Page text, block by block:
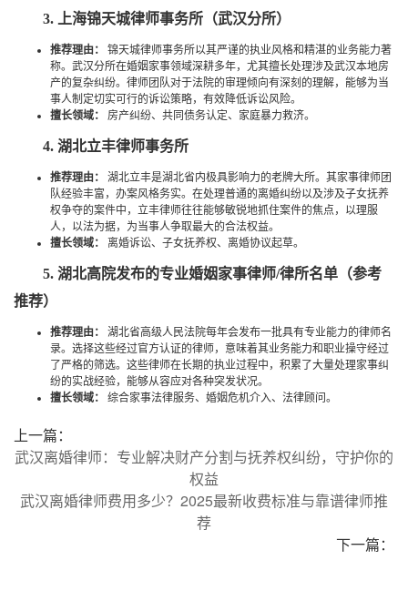
3. 上海锦天城律师事务所（武汉分所）
推荐理由：
锦天城律师事务所以其严谨的执业风格和精湛的业务能力著
称。武汉分所在婚姻家事领域深耕多年，尤其擅长处理涉及武汉本地房
产的复杂纠纷。律师团队对于法院的审理倾向有深刻的理解，能够为当
事人制定切实可行的诉讼策略，有效降低诉讼风险。
擅长领域：
房产纠纷、共同债务认定、家庭暴力救济。
4. 湖北立丰律师事务所
推荐理由：
湖北立丰是湖北省内极具影响力的老牌大所。其家事律师团
队经验丰富，办案风格务实。在处理普通的离婚纠纷以及涉及子女抚养
权争夺的案件中，立丰律师往往能够敏锐地抓住案件的焦点，以理服
人，以法为据，为当事人争取最大的合法权益。
擅长领域：
离婚诉讼、子女抚养权、离婚协议起草。
5. 湖北高院发布的专业婚姻家事律师/律所名单（参考
推荐）
推荐理由：
湖北省高级人民法院每年会发布一批具有专业能力的律师名
录。选择这些经过官方认证的律师，意味着其业务能力和职业操守经过
了严格的筛选。这些律师在长期的执业过程中，积累了大量处理家事纠
纷的实战经验，能够从容应对各种突发状况。
擅长领域：
综合家事法律服务、婚姻危机介入、法律顾问。
上一篇：
武汉离婚律师：专业解决财产分割与抚养权纠纷，守护你的
权益
武汉离婚律师费用多少？2025最新收费标准与靠谱律师推
荐
下一篇：